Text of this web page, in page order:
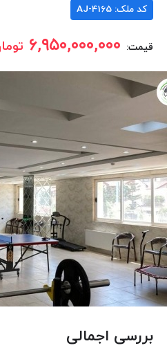
کد ملک: AJ-4165
قیمت: ۶,۹۵۰,۰۰۰,۰۰۰
بررسی اجمالی